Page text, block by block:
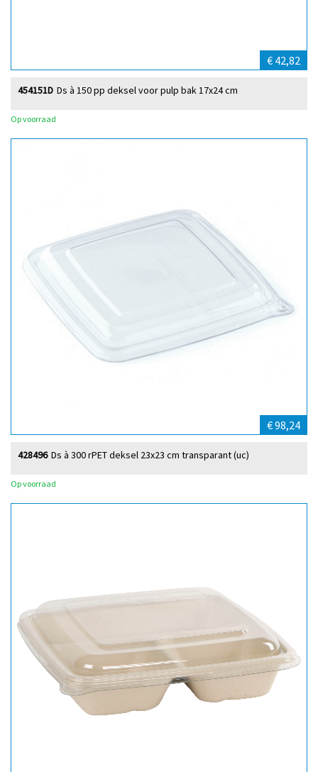
€ 42,82
Ds à 150 pp deksel voor pulp bak 17x24 cm
454151D
Op voorraad
€ 98,24
Ds à 300 rPET deksel 23x23 cm transparant (uc)
428496
Op voorraad